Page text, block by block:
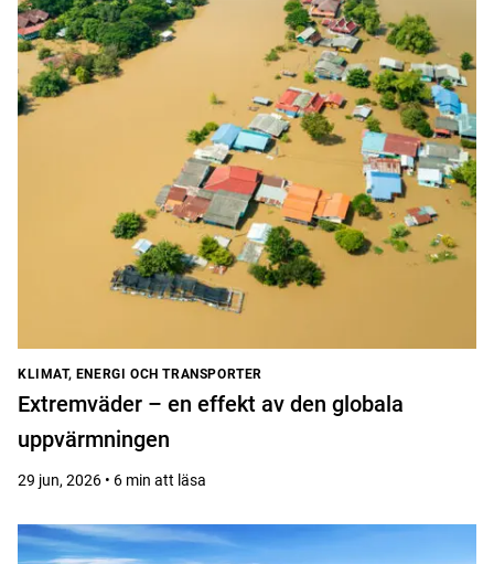
KLIMAT, ENERGI OCH TRANSPORTER
Extremväder – en effekt av den globala
uppvärmningen
29 jun, 2026 • 6 min att läsa